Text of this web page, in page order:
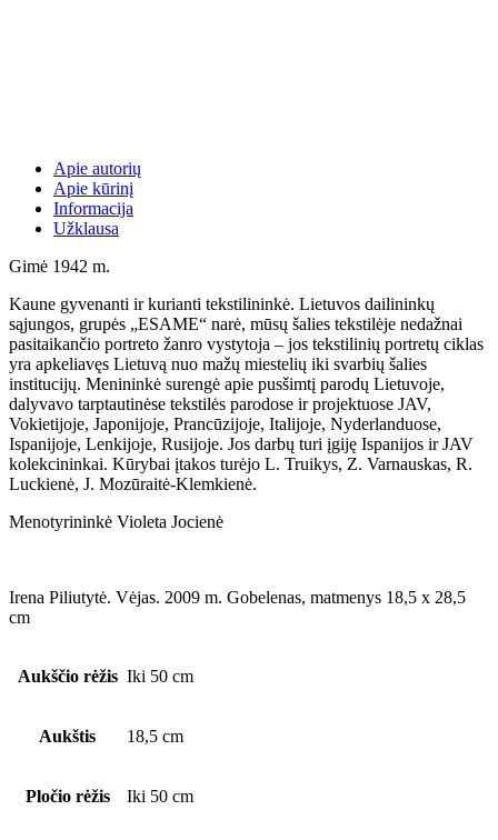
Apie autorių
Apie kūrinį
Informacija
Užklausa
Gimė 1942 m.
Kaune gyvenanti ir kurianti tekstilininkė. Lietuvos dailininkų
sąjungos, grupės „ESAME“ narė, mūsų šalies tekstilėje nedažnai
pasitaikančio portreto žanro vystytoja – jos tekstilinių portretų ciklas
yra apkeliavęs Lietuvą nuo mažų miestelių iki svarbių šalies
institucijų. Menininkė surengė apie pusšimtį parodų Lietuvoje,
dalyvavo tarptautinėse tekstilės parodose ir projektuose JAV,
Vokietijoje, Japonijoje, Prancūzijoje, Italijoje, Nyderlanduose,
Ispanijoje, Lenkijoje, Rusijoje. Jos darbų turi įgiję Ispanijos ir JAV
kolekcininkai. Kūrybai įtakos turėjo L. Truikys, Z. Varnauskas, R.
Luckienė, J. Mozūraitė-Klemkienė.
Menotyrininkė Violeta Jocienė
Irena Piliutytė. Vėjas. 2009 m. Gobelenas, matmenys 18,5 x 28,5
cm
Aukščio rėžis Iki 50 cm
Aukštis 18,5 cm
Pločio rėžis Iki 50 cm